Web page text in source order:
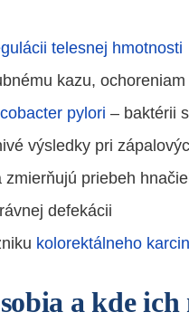
telesnej hmotnosti
kazu,
pylori – baktérii
výsledky pri
zmierňujú priebeh
defekácii
kolorektálneho
a kde ich